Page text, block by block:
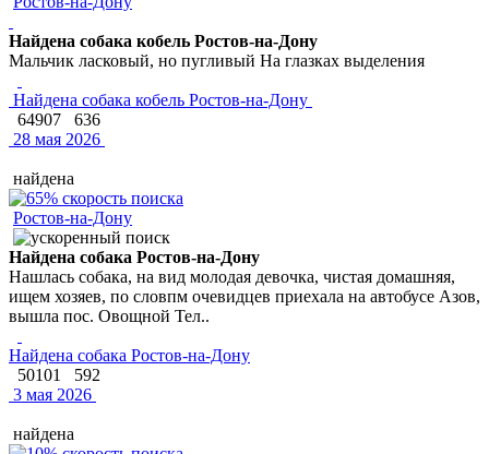
Найдена собака кобель Ростов-на-Дону
Мальчик ласковый, но пугливый На глазках выделения
Найдена собака кобель Ростов-на-Дону
64907
636
28 мая 2026
найдена
Ростов-на-Дону
Найдена собака Ростов-на-Дону
Нашлась собака, на вид молодая девочка, чистая домашняя,
ищем хозяев, по словпм очевидцев приехала на автобусе Азов,
вышла пос. Овощной Тел..
Найдена собака Ростов-на-Дону
50101
592
3 мая 2026
найдена